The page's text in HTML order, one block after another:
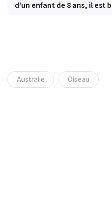
d'un enfant de 8 ans, il est
Australie Oiseau